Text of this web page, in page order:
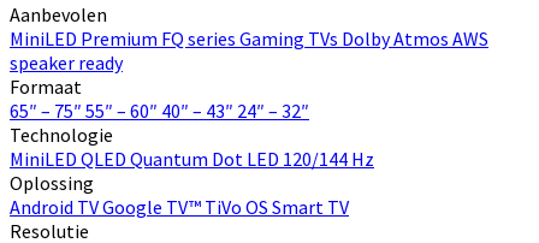
Aanbevolen
MiniLED Premium FQ series Gaming TVs Dolby Atmos AWS
speaker ready
Formaat
65″ – 75″ 55″ – 60″ 40″ – 43″ 24″ – 32″
Technologie
MiniLED QLED Quantum Dot LED 120/144 Hz
Oplossing
Android TVGoogle TV™ TiVo OS Smart TV
Resolutie